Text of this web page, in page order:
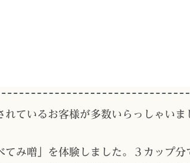
れているお客様が多数いらっしゃいま
てみ噌」を体験しました。３カップ分